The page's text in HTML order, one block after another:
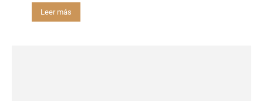
Leer más